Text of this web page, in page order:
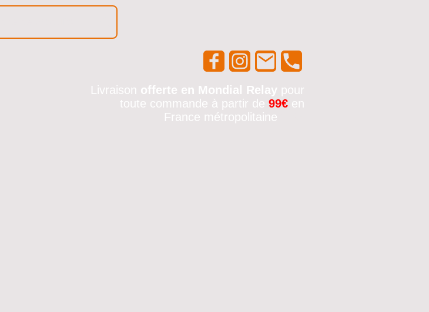
Livraison offerte en Mondial Relay pour
toute commande à partir de 99€en
France métropolitaine